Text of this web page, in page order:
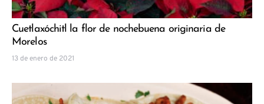
Cuetlaxóchitl la flor de nochebuena originaria de
Morelos
13 de enero de 2021